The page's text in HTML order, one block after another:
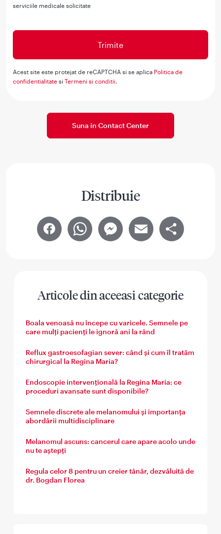
serviciile medicale solicitate
Acest site este protejat de reCAPTCHA si se aplica Politica de
confidentialitate siTermeni si conditii
Suna in Contact Center
Distribuie
Articole din aceeasi categorie
Boala venoasă nu începe cu varicele. Semnele pe
care mulți pacienți le ignoră ani la rând
Reflux gastroesofagian sever: când și cum îl tratăm
chirurgical la Regina Maria?
Endoscopie intervențională la Regina Maria: ce
proceduri avansate sunt disponibile?
Semnele discrete ale melanomului și importanța
abordării multidisciplinare
Melanomul ascuns: cancerul care apare acolo unde
nu te aștepți
Regula celor 8 pentru un creier tânăr, dezvăluită de
dr. Bogdan Florea